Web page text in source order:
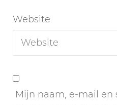
Website
Mijn naam, e-mail en